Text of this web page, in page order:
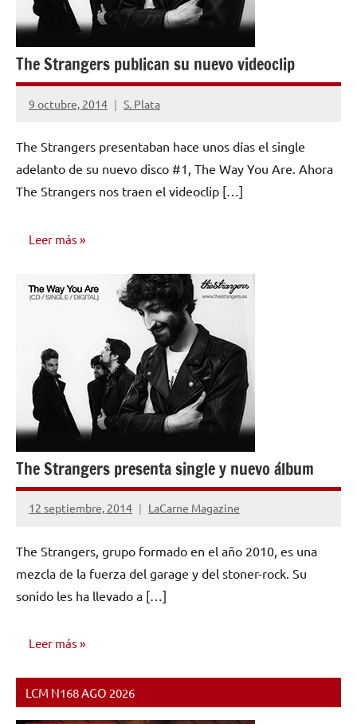
The Strangers publican su nuevo videoclip
9 octubre, 2014 S. Plata
No
comentarios
The Strangers presentaban hace unos días el single
adelanto de su nuevo disco #1, The Way You Are. Ahora
The Strangers nos traen el videoclip […]
Leer más
VIDEOS
The Strangers presenta single y nuevo álbum
12 septiembre, 2014 LaCarne Magazine
No
comentarios
The Strangers, grupo formado en el año 2010, es una
mezcla de la fuerza del garage y del stoner-rock. Su
sonido les ha llevado a […]
Leer más
NOTICIAS
LCM N168 AGO 2026